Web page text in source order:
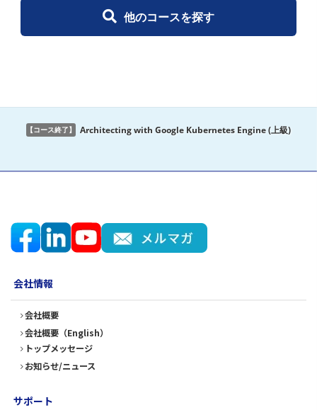
他のコースを探す
【コース終了】 Architecting with Google Kubernetes Engine (上級)
会社情報
会社概要
会社概要（English）
トップメッセージ
お知らせ/ニュース
サポート